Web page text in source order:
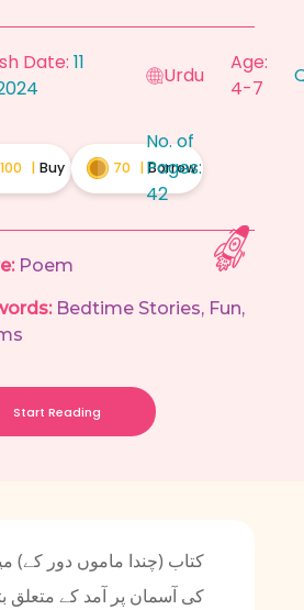
Date: 11
Urdu
Age:
4-7
100 | Buy 70 | Borrow
No. of
Pages:
42
Poem
Bedtime Stories, Fun,
Start Reading
کتاب (چندا ماموں دور
کی آسمان پر آمد کے متعلق